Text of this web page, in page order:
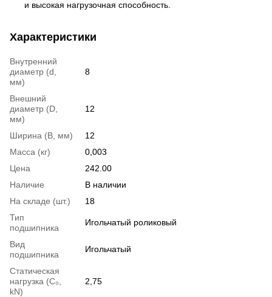
и высокая нагрузочная способность.
Характеристики
Внутренний
диаметр (d,
мм)
8
Внешний
диаметр (D,
мм)
12
Ширина (B, мм)
12
Масса (кг)
0,003
Цена
242.00
Наличие
В наличии
На складе (шт.)
18
Тип
подшипника
Игольчатый роликовый
Вид
подшипника
Игольчатый
Статическая
нагрузка (С₀,
kN)
2,75